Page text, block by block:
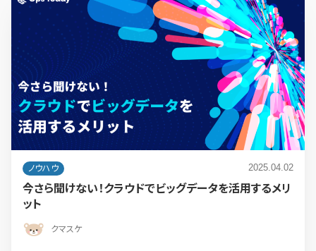
ノウハウ 2025.04.02
今さら聞けない！クラウドでビッグデータを活用するメリ
ット
クマスケ